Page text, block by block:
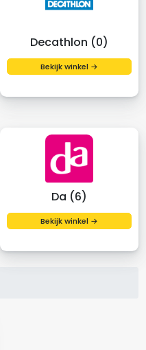
Decathlon (0)
Bekijk winkel →
Da (6)
Bekijk winkel →